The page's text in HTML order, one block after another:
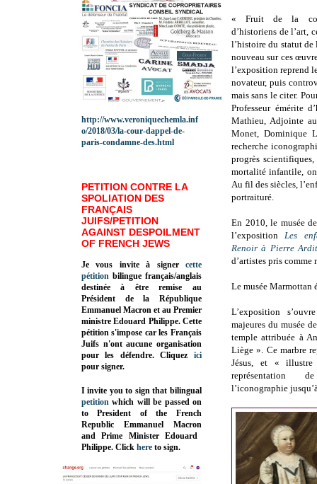
« Fruit de la
d’historiens de l’art,
l’histoire du statut de
nouveau sur ces
l’exposition reprend
novateur, puis
mais sans le citer.
Professeur émérite
Mathieu, Adjointe
Monet, Dominique
recherche
progrès
mortalité infantile,
Au fil des siècles,
portraituré.
En 2010, le musée
l’expositionLes
Renoir à Pierre
d’artistes pris comme
Le musée Marmottan
L’exposition
majeures du musée
temple attribuée à
Liège ». Ce marbre
Jésus, et « illustre
représentation
l’iconographie
http://www.veroniquechemla.inf
o/2018/03/la-cour-dappel-de-
paris-condamne-des.html
PETITION CONTRE LA
SPOLIATION DES
FRANÇAIS
JUIFS/PETITION
AGAINST DESPOILMENT
OF FRENCH JEWS
Je vous invite à signer cette
pétition bilingue français/anglais
destinée à être remise au
Président de la République
Emmanuel Macron et au Premier
ministre Edouard Philippe. Cette
pétition s'impose car les Français
Juifs n'ont aucune organisation
pour les défendre. Cliquez
ici
pour signer.
I invite you to sign that bilingual
petition which will be passed on
to President of the French
Republic Emmanuel Macron
and Prime MinisterEdouard
Philippe. Click here to sign.